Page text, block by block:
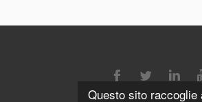
Questo sito raccoglie